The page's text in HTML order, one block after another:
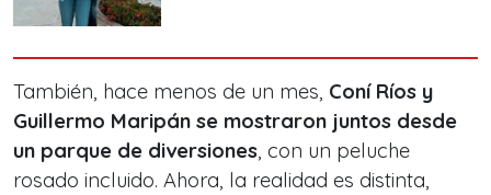
También, hace menos de un mes, Coní Ríos y
Guillermo Maripán se mostraron juntos desde
un parque de diversiones, con un peluche
rosado incluido. Ahora, la realidad es distinta,